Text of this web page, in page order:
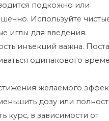
подкожно или
Используйте
иглы для введения.
инъекций важна.
одинакового
желаемого
дозу или
курс, в зависимости от